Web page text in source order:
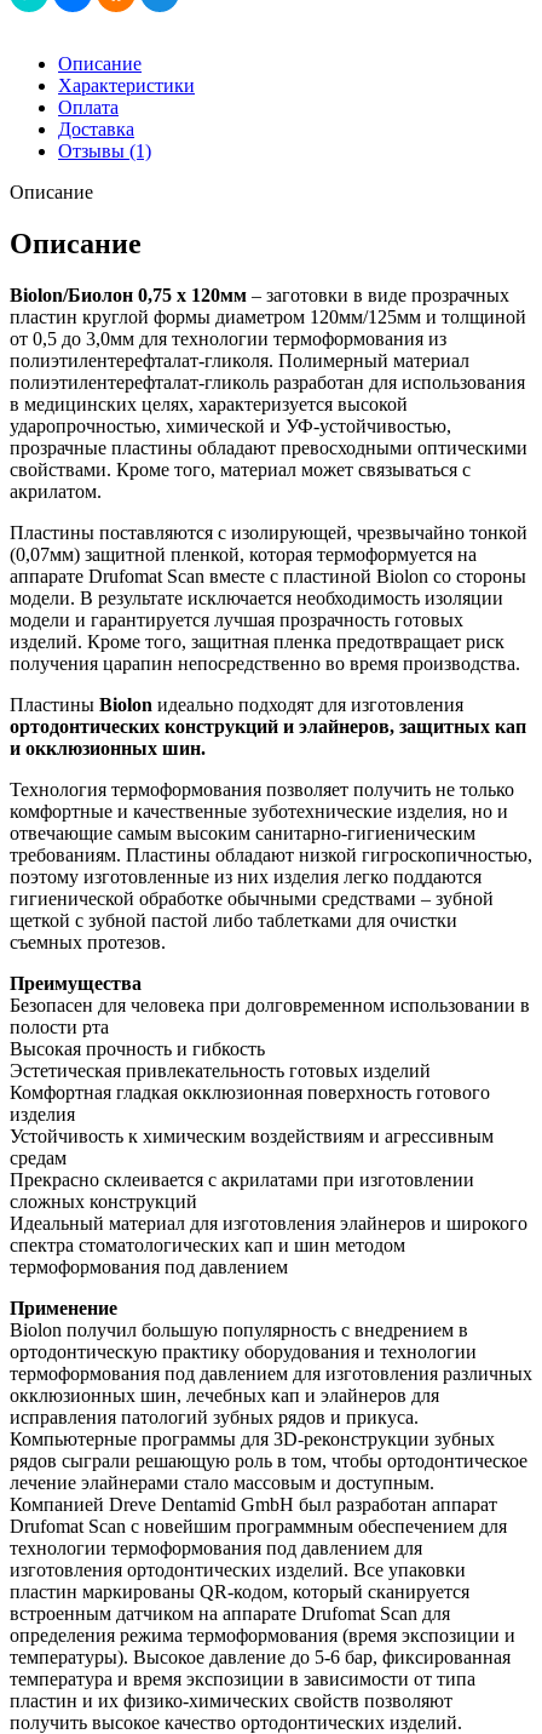
Описание
Характеристики
Оплата
Доставка
Отзывы (1)
Описание
Описание
Biolon/Биолон 0,75 x 120мм – заготовки в виде прозрачных
пластин круглой формы диаметром 120мм/125мм и толщиной
от 0,5 до 3,0мм для технологии термоформования из
полиэтилентерефталат-гликоля. Полимерный материал
полиэтилентерефталат-гликоль разработан для использования
в медицинских целях, характеризуется высокой
ударопрочностью, химической и УФ-устойчивостью,
прозрачные пластины обладают превосходными оптическими
свойствами. Кроме того, материал может связываться с
акрилатом.
Пластины поставляются с изолирующей, чрезвычайно тонкой
(0,07мм) защитной пленкой, которая термоформуется на
аппарате Drufomat Scan вместе с пластиной Biolon со стороны
модели. В результате исключается необходимость изоляции
модели и гарантируется лучшая прозрачность готовых
изделий. Кроме того, защитная пленка предотвращает риск
получения царапин непосредственно во время производства.
Пластины Biolon идеально подходят для изготовления
ортодонтических конструкций и элайнеров, защитных кап
и окклюзионных шин.
Технология термоформования позволяет получить не только
комфортные и качественные зуботехнические изделия, но и
отвечающие самым высоким санитарно-гигиеническим
требованиям. Пластины обладают низкой гигроскопичностью,
поэтому изготовленные из них изделия легко поддаются
гигиенической обработке обычными средствами – зубной
щеткой с зубной пастой либо таблетками для очистки
съемных протезов.
Преимущества
Безопасен для человека при долговременном использовании в
полости рта
Высокая прочность и гибкость
Эстетическая привлекательность готовых изделий
Комфортная гладкая окклюзионная поверхность готового
изделия
Устойчивость к химическим воздействиям и агрессивным
средам
Прекрасно склеивается с акрилатами при изготовлении
сложных конструкций
Идеальный материал для изготовления элайнеров и широкого
спектра стоматологических кап и шин методом
термоформования под давлением
Применение
Biolon получил большую популярность с внедрением в
ортодонтическую практику оборудования и технологии
термоформования под давлением для изготовления различных
окклюзионных шин, лечебных кап и элайнеров для
исправления патологий зубных рядов и прикуса.
Компьютерные программы для 3D-реконструкции зубных
рядов сыграли решающую роль в том, чтобы ортодонтическое
лечение элайнерами стало массовым и доступным.
Компанией Dreve Dentamid GmbH был разработан аппарат
Drufomat Scan с новейшим программным обеспечением для
технологии термоформования под давлением для
изготовления ортодонтических изделий. Все упаковки
пластин маркированы QR-кодом, который сканируется
встроенным датчиком на аппарате Drufomat Scan для
определения режима термоформования (время экспозиции и
температуры). Высокое давление до 5-6 бар, фиксированная
температура и время экспозиции в зависимости от типа
пластин и их физико-химических свойств позволяют
получить высокое качество ортодонтических изделий.